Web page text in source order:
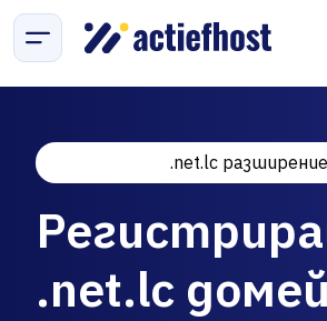
.net.lc разширение
.net.lc